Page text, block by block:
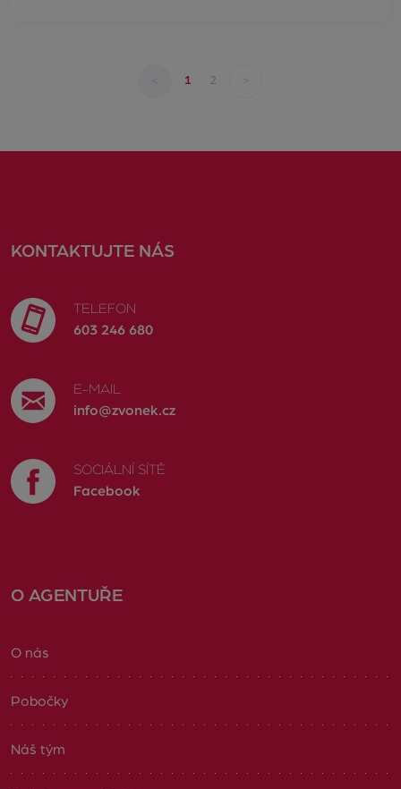
< 1 2
KONTAKTUJTE NÁS
TELEFON
603 246 680
E-MAIL
info@zvonek.cz
SOCIÁLNÍ SÍTĚ
Facebook
O AGENTUŘE
O nás
Pobočky
Náš tým